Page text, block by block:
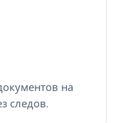
на
следов.